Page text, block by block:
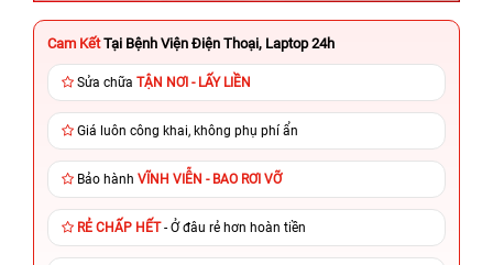
Cam Kết Tại Bệnh Viện Điện Thoại, Laptop 24h
Sửa chữa TẬN NƠI - LẤY LIỀN
Giá luôn công khai, không phụ phí ẩn
Bảo hành VĨNH VIỄN - BAO RƠI VỠ
RẺ CHẤP HẾT- Ở đâu rẻ hơn hoàn tiền